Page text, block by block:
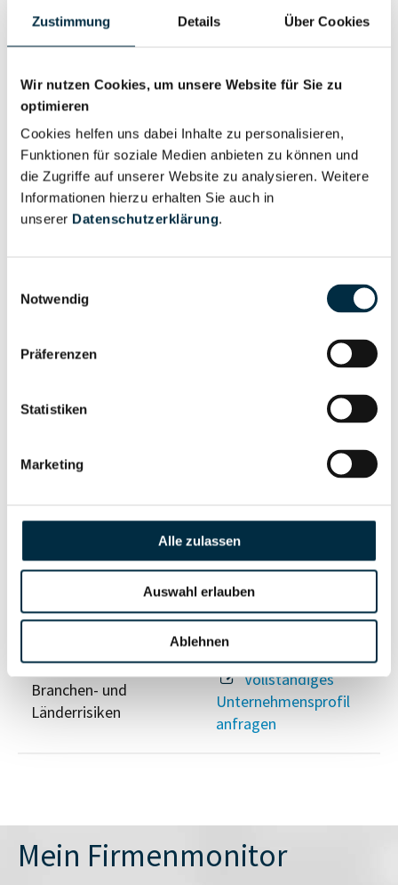
Zustimmung Details Über Cookies
Wir nutzen Cookies, um unsere Website für Sie zu
optimieren
Cookies helfen uns dabei Inhalte zu personalisieren,
Funktionen für soziale Medien anbieten zu können und
die Zugriffe auf unserer Website zu analysieren. Weitere
Informationen hierzu erhalten Sie auch in
unserer Datenschutzerklärung.
Notwendig
Präferenzen
Statistiken
Marketing
Alle zulassen
Auswahl erlauben
Ablehnen
Eigentums- und Kontrollstruktur
Gesellschafterstruktur
Unternehmensprofil
Unternehmensnetzwerk
Vollständiges
Unternehmensprofil
anfragen
Wirtschaftlich
Berechtigten Pfad
Vollständiges
Unternehmensprofil
Risikoinformationen
Vollständiges
Insolvenzinformationen
Vollständiges
Unternehmensprofil
anfragen
Branchen- und
Länderrisiken
Vollständiges
Unternehmensprofil
anfragen
Mein Firmenmonitor